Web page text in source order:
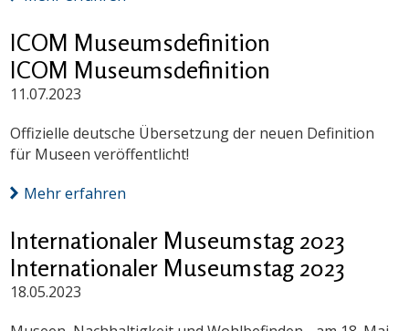
ICOM Museumsdefinition
ICOM Museumsdefinition
11.07.2023
Offizielle deutsche Übersetzung der neuen Definition
für Museen veröffentlicht!
Mehr erfahren
Internationaler Museumstag 2023
Internationaler Museumstag 2023
18.05.2023